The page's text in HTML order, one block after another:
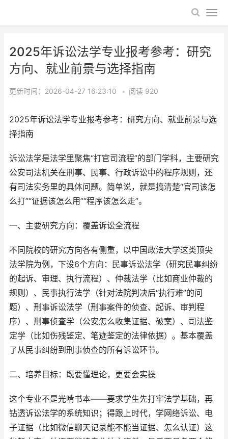
2025年诉讼法学专业报考参考：研究
方向、就业前景与选择指南
更新时间：2026-04-27 16:23:10 • 阅读 920
2025年诉讼法学专业报考参考：研究方向、就业前景与选
择指南
诉讼法学是法学里聚焦“打官司流程”的部门学科，主要研究
公安司法机关在刑事、民事、行政诉讼中的程序规则，还
有司法实务里的具体问题。简单说，就是搞清楚“官司该怎
么打”“证据该怎么用”“程序该怎么走”。
一、主要研究方向：覆盖诉讼全流程
不同院校的研究方向各有侧重，以中国政法大学这类顶尖
法学院为例，下设6个方向：民事诉讼法学（研究民事纠纷
的起诉、审理、执行流程）、仲裁法学（比如商业仲裁的
规则）、民事执行法学（针对法院判决后“执行难”的问
题）、刑事诉讼法学（刑事案件的侦查、起诉、审判程
序）、刑事侦查学（公安怎么收集证据、破案）、司法鉴
定学（比如伤残鉴定、笔迹鉴定的法律依据）。基本覆盖
了从民事纠纷到刑事侦查的所有诉讼环节。
二、培养目标：既要懂理论，更要会实操
这个专业不是光啃书本——要求学生先打牢法学基础，再
钻透诉讼法学的系统知识；得跟上时代，学网络诉讼、电
子证据（比如微信聊天记录能不能当证据、怎么认证）这